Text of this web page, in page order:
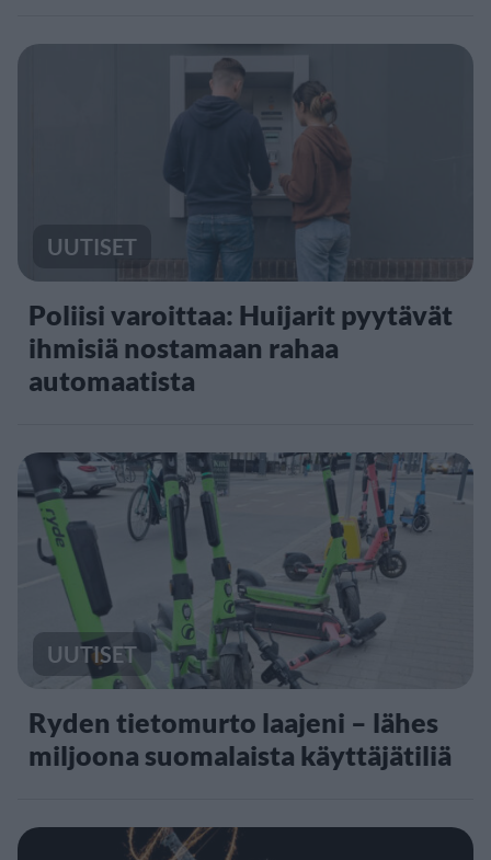
UUTISET
Poliisi varoittaa: Huijarit pyytävät
ihmisiä nostamaan rahaa
automaatista
UUTISET
Ryden tietomurto laajeni – lähes
miljoona suomalaista käyttäjätiliä